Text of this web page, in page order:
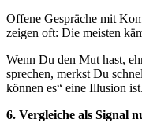
Offene Gespräche mit
zeigen oft: Die meisten
Wenn Du den Mut hast,
sprechen, merkst Du
können es“ eine Illusion ist.
6. Vergleiche als Signal